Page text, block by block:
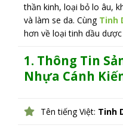
thần kinh, loại bỏ lo âu,
và làm se da. Cùng Tinh
hơn về loại tinh dầu
1. Thông Tin
Nhựa Cánh
Tên tiếng Việt: Tinh